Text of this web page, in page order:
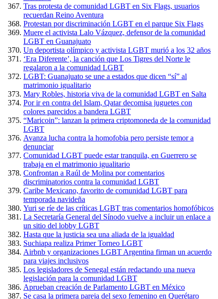
Tras protesta de comunidad LGBT en Six Flags, usuarios
recuerdan Reino Aventura
Protestan por discriminación LGBT en el parque Six Flags
Muere el activista Lalo Vázquez, defensor de la comunidad
LGBT en Guanajuato
Un deportista olímpico y activista LGBT murió a los 32 años
‘Era Diferente’, la canción que Los Tigres del Norte le
regalaron a la comunidad LGBT
LGBT: Guanajuato se une a estados que dicen “sí” al
matrimonio igualitario
Mary Robles, historia viva de la comunidad LGBT en Salta
Por ir en contra del Islam, Qatar decomisa juguetes con
colores parecidos a bandera LGBT
“Maricoin”: lanzan la primera criptomoneda de la comunidad
LGBT
Avanza lucha contra la homofobia pero persiste temor a
denunciar
Comunidad LGBT puede estar tranquila, en Guerrero se
trabaja en el matrimonio igualitario
Confrontan a Raúl de Molina por comentarios
discriminatorios contra la comunidad LGBT
Caribe Mexicano, favorito de comunidad LGBT para
temporada navideña
Yuri se ríe de las críticas LGBT tras comentarios homofóbicos
La Secretaría General del Sínodo vuelve a incluir un enlace a
un sitio del lobby LGBT
Hasta que la justicia sea una aliada de la igualdad
Suchiapa realiza Primer Torneo LGBT
Airbnb y organizaciones LGBT Argentina firman un acuerdo
para viajes inclusivos
Los legisladores de Senegal están redactando una nueva
legislación para la comunidad LGBT
Aprueban creación de Parlamento LGBT en México
Se casa la primera pareja del sexo femenino en Querétaro